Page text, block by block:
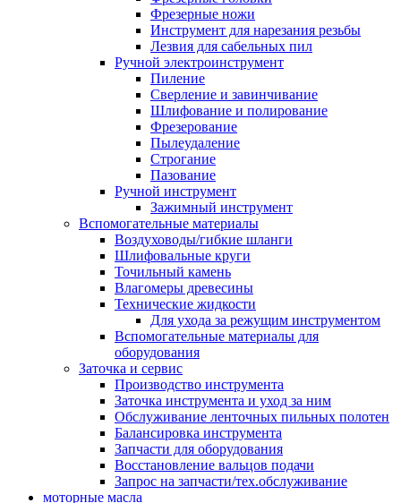
Фрезерные ножи
Инструмент для нарезания резьбы
Лезвия для сабельных пил
Ручной электроинструмент
Пиление
Сверление и завинчивание
Шлифование и полирование
Фрезерование
Пылеудаление
Строгание
Пазование
Ручной инструмент
Зажимный инструмент
Вспомогательные материалы
Воздуховоды/гибкие шланги
Шлифовальные круги
Точильный камень
Влагомеры древесины
Технические жидкости
Для ухода за режущим инструментом
Вспомогательные материалы для
оборудования
Заточка и сервис
Производство инструмента
Заточка инструмента и уход за ним
Обслуживание ленточных пильных полотен
Балансировка инструмента
Запчасти для оборудования
Восстановление вальцов подачи
Запрос на запчасти/тех.обслуживание
моторные масла